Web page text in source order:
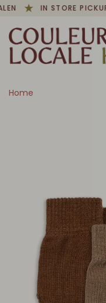
IN STORE
Home